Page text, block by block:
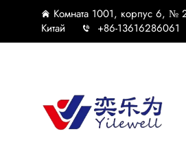
Комната 1001, корпус 6, №
Китай
+86-13616286061